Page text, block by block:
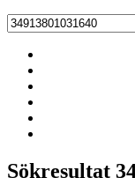
Sökresultat